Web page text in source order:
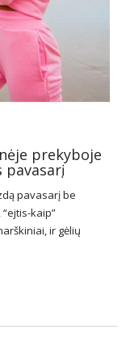
prekyboje
pavasarį
pavasarį be
kaip”
ir gėlių